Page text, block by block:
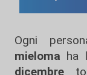
Ogni
mieloma ha
dicembre